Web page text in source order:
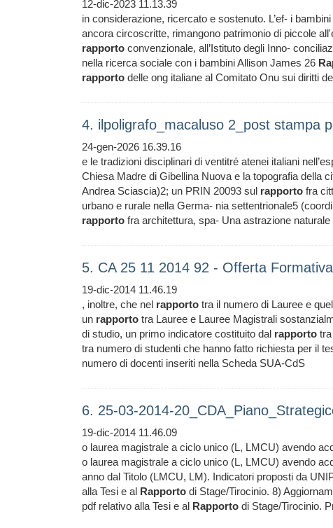
12-dic-2023 11.13.39
in considerazione, ricercato e sostenuto. L’ef- i bambini
ancora circoscritte, rimangono patrimonio di piccole
rapporto convenzionale, all’Istituto degli Inno-
nella ricerca sociale con i bambini Allison James 26
rapporto delle ong italiane al Comitato Onu sui diritti
4. ilpoligrafo_macaluso 2_post stampa
24-gen-2026 16.39.16
e le tradizioni disciplinari di ventitré atenei italiani
Chiesa Madre di Gibellina Nuova e la topografia della
Andrea Sciascia)2; un PRIN 20093 sul rapporto fra
urbano e rurale nella Germa- nia settentrionale5
rapporto fra architettura, spa- Una astrazione naturale
5. CA 25 11 2014 92 - Offerta
19-dic-2014 11.46.19
, inoltre, che nel rapporto tra il numero di Lauree e
un rapporto tra Lauree e Lauree Magistrali
di studio, un primo indicatore costituito dal rapporto
tra numero di studenti che hanno fatto richiesta per il
numero di docenti inseriti nella Scheda SUA-CdS
6. 25-03-2014-
19-dic-2014 11.46.09
o laurea magistrale a ciclo unico (L, LMCU) avendo
o laurea magistrale a ciclo unico (L, LMCU) avendo
anno dal Titolo (LMCU, LM). Indicatori proposti da
alla Tesi e al Rapporto di Stage/Tirocinio. 8)
pdf relativo alla Tesi e al Rapporto di Stage/Tirocinio.